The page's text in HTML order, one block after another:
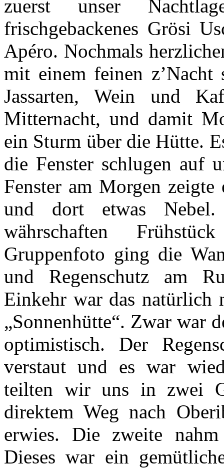
zuerst unser
frischgebackenes Grösi
Apéro. Nochmals
mit einem feinen z’Nacht
Jassarten, Wein und
Mitternacht, und damit
ein Sturm über die Hütte.
die Fenster schlugen auf
Fenster am Morgen
und dort etwas
währschaften
Gruppenfoto ging die
und Regenschutz am
Einkehr war das natürlich
„Sonnenhütte“. Zwar war
optimistisch. Der
verstaut und es war
teilten wir uns in zwei
direktem Weg nach
erwies. Die zweite
Dieses war ein